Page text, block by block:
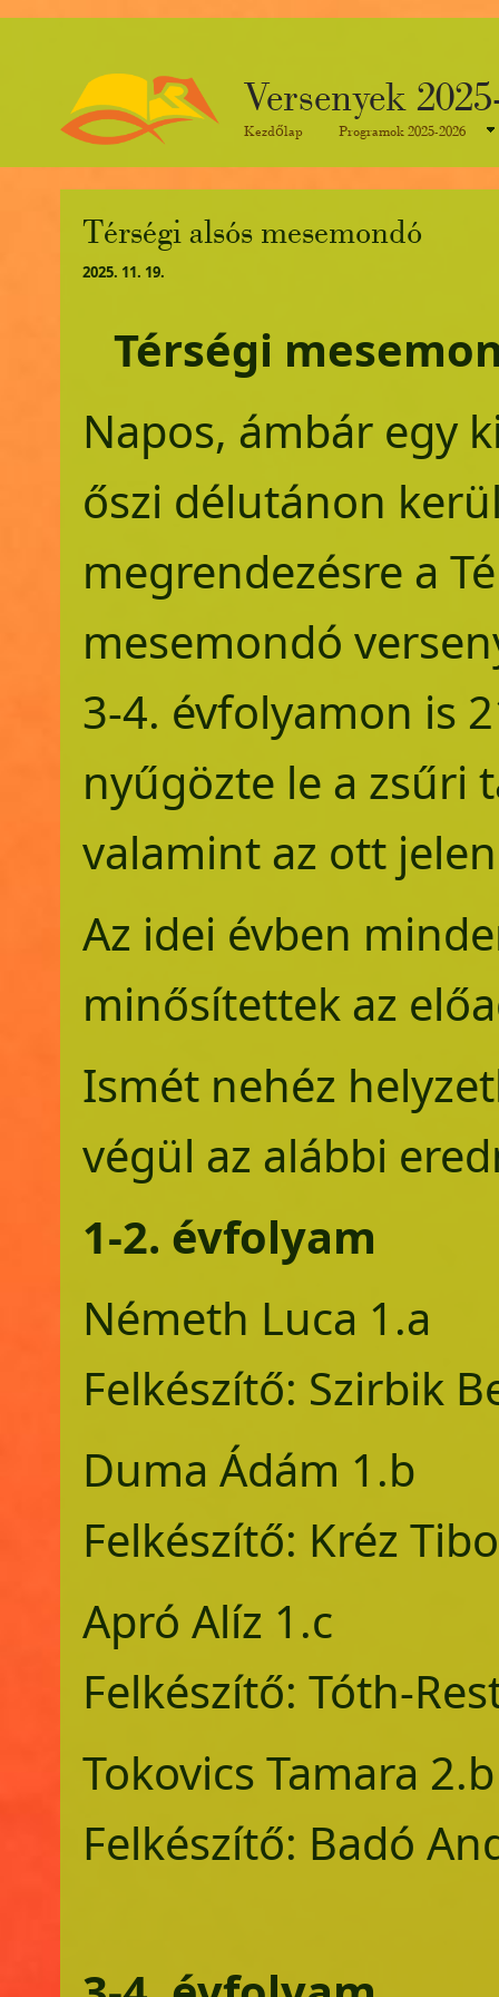
Versenyek
Kezdőlap Programok 2025-2026
Térségi alsós mesemondó
2025. 11. 19.
​Térségi
Napos, ámbár egy
őszi délutánon
megrendezésre a
mesemondó
3-4. évfolyamon is
nyűgözte le a zsűri
valamint az ott
Az idei évben
minősítettek az
Ismét nehéz
végül az alábbi
1-2. évfolyam
Németh
Felkészítő: Szirbik
Duma
Felkészítő: Kréz
Apró Alíz
Felkészítő: Tóth-
Tokovics
Felkészítő: Badó